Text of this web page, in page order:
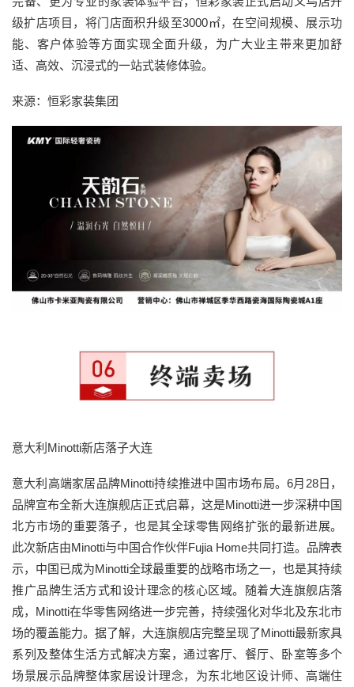
级扩店项目，将门店面积升级至3000㎡，在空间规模、展示功
能、客户体验等方面实现全面升级，为广大业主带来更加舒
适、高效、沉浸式的一站式装修体验。
来源：恒彩家装集团
意大利Minotti新店落子大连
意大利高端家居品牌Minotti持续推进中国市场布局。6月28日，
品牌宣布全新大连旗舰店正式启幕，这是Minotti进一步深耕中国
北方市场的重要落子，也是其全球零售网络扩张的最新进展。
此次新店由Minotti与中国合作伙伴Fujia Home共同打造。品牌表
示，中国已成为Minotti全球最重要的战略市场之一，也是其持续
推广品牌生活方式和设计理念的核心区域。随着大连旗舰店落
成，Minotti在华零售网络进一步完善，持续强化对华北及东北市
场的覆盖能力。据了解，大连旗舰店完整呈现了Minotti最新家具
系列及整体生活方式解决方案，通过客厅、餐厅、卧室等多个
场景展示品牌整体家居设计理念，为东北地区设计师、高端住